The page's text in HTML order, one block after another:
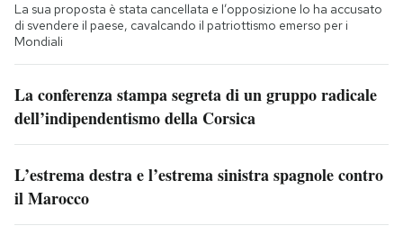
La sua proposta è stata cancellata e l’opposizione lo ha accusato
di svendere il paese, cavalcando il patriottismo emerso per i
Mondiali
La conferenza stampa segreta di un gruppo radicale
dell’indipendentismo della Corsica
L’estrema destra e l’estrema sinistra spagnole contro
il Marocco